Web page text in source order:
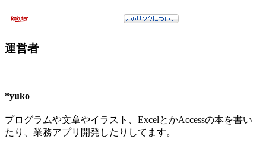
運営者
*yuko
プログラムや文章やイラスト、ExcelとかAccessの本を書い
たり、業務アプリ開発したりしてます。